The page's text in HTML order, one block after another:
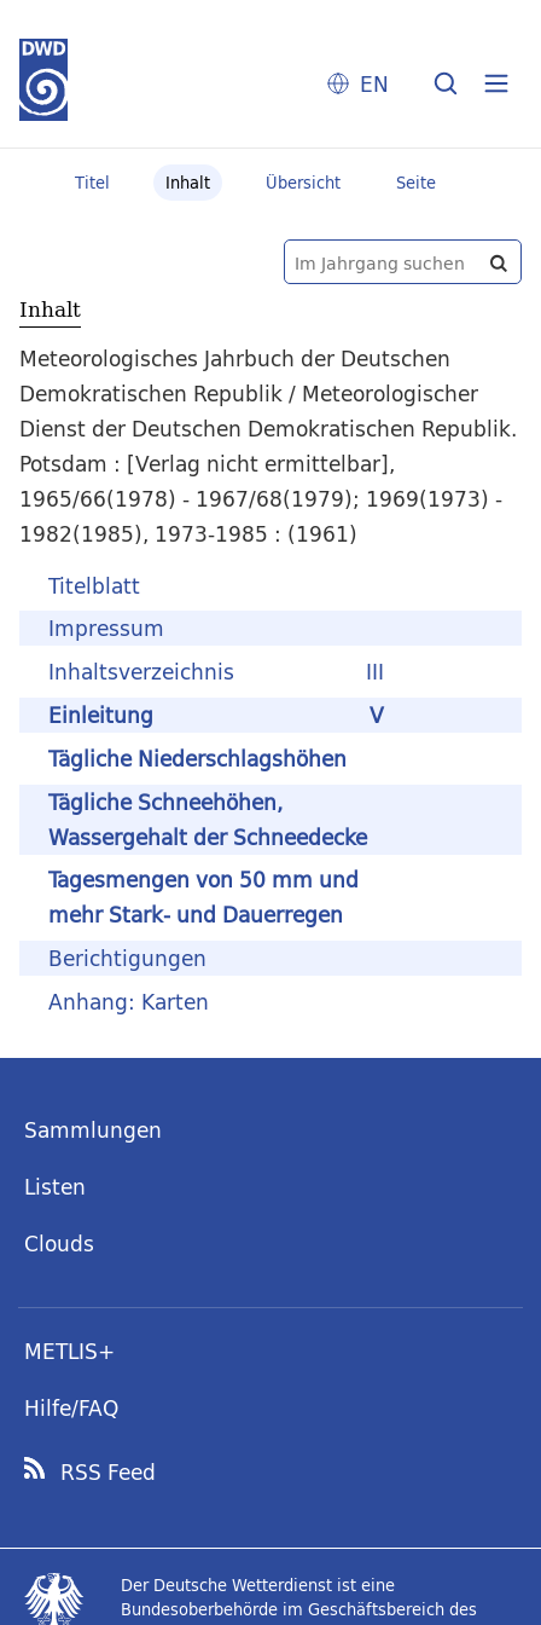
EN
Titel Inhalt Übersicht Seite
Inhalt
Meteorologisches Jahrbuch der Deutschen
Demokratischen Republik / Meteorologischer
Dienst der Deutschen Demokratischen Republik.
Potsdam : [Verlag nicht ermittelbar],
1965/66(1978) - 1967/68(1979); 1969(1973) -
1982(1985), 1973-1985 : (1961)
Titelblatt
Impressum
III
Inhaltsverzeichnis
V
Einleitung
Tägliche Niederschlagshöhen
Tägliche Schneehöhen,
Wassergehalt der Schneedecke
Tagesmengen von 50 mm und
mehr Stark- und Dauerregen
Berichtigungen
Anhang: Karten
Sammlungen
Listen
Clouds
METLIS+
Hilfe/FAQ
RSS Feed
Der Deutsche Wetterdienst ist eine
Bundesoberbehörde im Geschäftsbereich des